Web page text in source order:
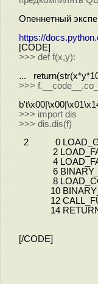
Опеннетный
https://
[CODE]
>>> def f(x,y):
...
>>>
>>> import dis
>>> dis.dis(f)
2 0
2
4
6
8
10
12
14
[/CODE]